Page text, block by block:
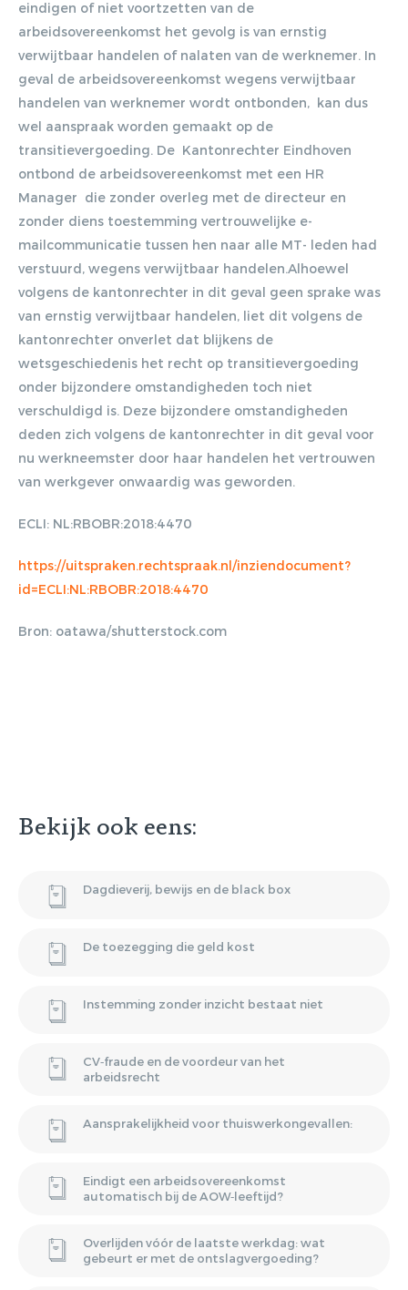
eindigen of niet voortzetten van de
arbeidsovereenkomst het gevolg is van ernstig
verwijtbaar handelen of nalaten van de werknemer. In
geval de arbeidsovereenkomst wegens verwijtbaar
handelen van werknemer wordt ontbonden, kan dus
wel aanspraak worden gemaakt op de
transitievergoeding. De Kantonrechter Eindhoven
ontbond de arbeidsovereenkomst met een HR
Manager die zonder overleg met de directeur en
zonder diens toestemming vertrouwelijke e-
mailcommunicatie tussen hen naar alle MT- leden had
verstuurd, wegens verwijtbaar handelen.Alhoewel
volgens de kantonrechter in dit geval geen sprake was
van ernstig verwijtbaar handelen, liet dit volgens de
kantonrechter onverlet dat blijkens de
wetsgeschiedenis het recht op transitievergoeding
onder bijzondere omstandigheden toch niet
verschuldigd is. Deze bijzondere omstandigheden
deden zich volgens de kantonrechter in dit geval voor
nu werkneemster door haar handelen het vertrouwen
van werkgever onwaardig was geworden.
ECLI: NL:RBOBR:2018:4470
https://uitspraken.rechtspraak.nl/inziendocument?
id=ECLI:NL:RBOBR:2018:4470
Bron: oatawa/shutterstock.com
Bekijk ook eens:
Dagdieverij, bewijs en de black box
De toezegging die geld kost
Instemming zonder inzicht bestaat niet
CV‑fraude en de voordeur van het
arbeidsrecht
Aansprakelijkheid voor thuiswerkongevallen:
Eindigt een arbeidsovereenkomst
automatisch bij de AOW‑leeftijd?
Overlijden vóór de laatste werkdag: wat
gebeurt er met de ontslagvergoeding?
Gratis E-
magazine